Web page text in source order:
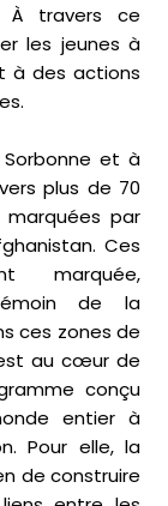
À travers ce
les jeunes à
à des actions
et à
plus de 70
par
Ces
marquée,
de la
ces zones de
au cœur de
conçu
entier à
Pour elle, la
de construire